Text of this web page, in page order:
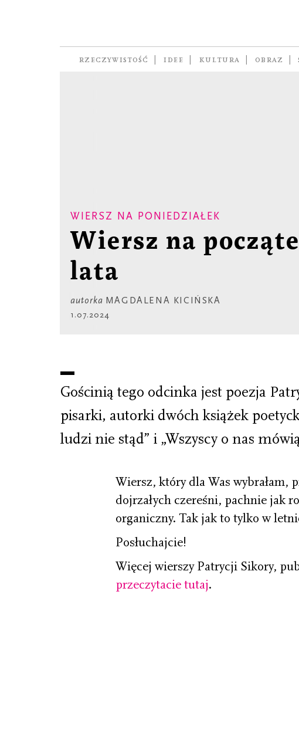
RZECZYWISTOŚĆ IDEE KULTURA OBRAZ
WIERSZ NA PONIEDZIAŁEK
Wiersz na
lata
autorka MAGDALENA KICIŃSKA
1.07.2024
Gościnią tego odcinka jest poezja
pisarki, autorki dwóch książek
ludzi nie stąd” i „Wszyscy o nas
Wiersz, który dla Was wybrałam,
dojrzałych czereśni, pachnie jak
organiczny. Tak jak to tylko w
Posłuchajcie!
Więcej wierszy Patrycji Sikory,
przeczytacie tutaj.